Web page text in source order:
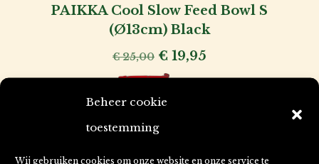
Beheer cookie
toestemming
Wij gebruiken cookies om onze website en onze service te
PAIKKA Cool Slow Feed Bowl S
(Ø13cm) Black
€25,00 Oorspronkelijke
prijs
€ 25,00.
€ 19,95Huidige
prijs
Bestellen